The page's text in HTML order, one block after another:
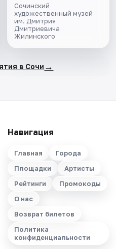
Сочинский
художественный музей
им. Дмитрия
Дмитриевича
Жилинского
в Сочи →
Навигация
Главная
Города
Площадки
Артисты
Рейтинги
Промокоды
О нас
Возврат билетов
Политика
конфиденциальности